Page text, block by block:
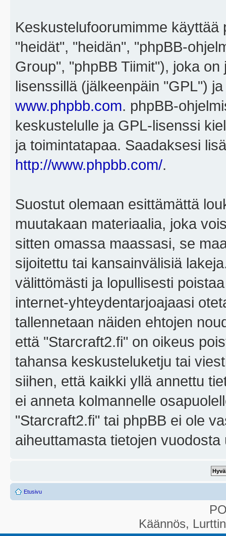
Keskustelufoorumimme
"heidät", "heidän", "phpBB-
Group", "phpBB Tiimit"), joka on
lisenssillä (jälkeenpäin "GPL")
www.phpbb.com. phpBB-
keskustelulle ja GPL-lisenssi
ja toimintatapaa. Saadaksesi
http://www.phpbb.com/.
Suostut olemaan esittämättä
muutakaan materiaalia, joka
sitten omassa maassasi, se
sijoitettu tai kansainvälisiä
välittömästi ja lopullisesti
internet-yhteydentarjoajaasi
tallennetaan näiden ehtojen
että "Starcraft2.fi" on oikeus
tahansa keskusteluketju tai
siihen, että kaikki yllä annettu
ei anneta kolmannelle
"Starcraft2.fi" tai phpBB ei ole
aiheuttamasta tietojen
Etusivu
Käännös,